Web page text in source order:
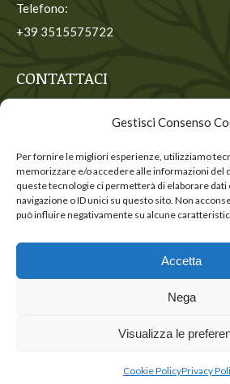
Gestisci Consenso
Per fornire le migliori esperienze, utilizziamo
memorizzare e/o accedere alle informazioni del
queste tecnologie ci permetterà di elaborare
navigazione o ID unici su questo sito. Non
può influire negativamente su alcune
Accetta
Nega
Visualizza le
Cookie PolicyPrivacy
Telefono:
+39 3515575722
CONTATTACI
Contattaci per ricevere maggiori
E-mail *
INVIA
Cookie Policy |Privacy Policy|